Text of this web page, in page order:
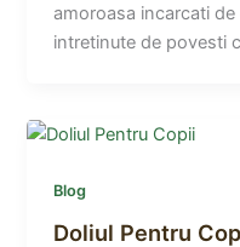
amoroasa incarcati
intretinute de povesti
Blog
Doliul Pentru